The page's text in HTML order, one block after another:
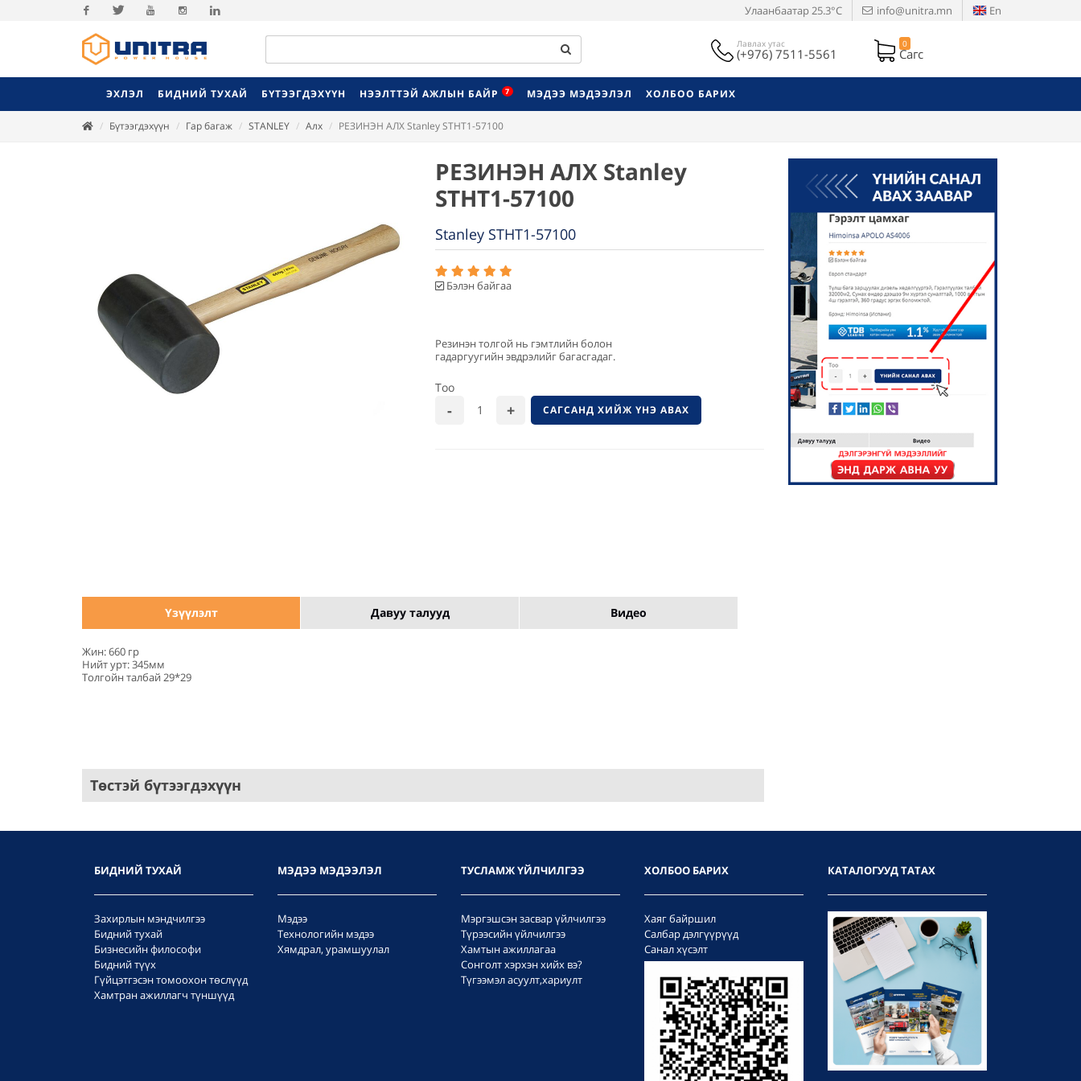
Facebook
Улаанбаатар25.3°C info@unitra.mn En
Лавлах утас
(+976) 7511-5561
0
Сагс
ЭХЛЭЛ БИДНИЙ ТУХАЙ БҮТЭЭГДЭХҮҮН НЭЭЛТТЭЙ АЖЛЫН БАЙР 7 МЭДЭЭ МЭДЭЭЛЭЛ ХОЛБОО БАРИХ
Бүтээгдэхүүн Гар багаж STANLEY Алх РЕЗИНЭН АЛХ Stanley STHT1-57100
РЕЗИНЭН АЛХ Stanley
STHT1-57100
Stanley STHT1-57100
Бэлэн байгаа
Резинэн толгой нь гэмтлийн болон
гадаргуугийн эвдрэлийг багасгадаг.
Тоо
САГСАНД ХИЙЖ ҮНЭ АВАХ
Үзүүлэлт Давуу талууд Видео
Жин: 660 гр
Нийт урт: 345мм
Толгойн талбай 29*29
Төстэй бүтээгдэхүүн
БИДНИЙ ТУХАЙ
Захирлын мэндчилгээ
Бидний тухай
Бизнесийн философи
Бидний түүх
Гүйцэтгэсэн томоохон төслүүд
Хамтран ажиллагч түншүүд
МЭДЭЭ МЭДЭЭЛЭЛ
Мэдээ
Технологийн мэдээ
Хямдрал, урамшуулал
ТУСЛАМЖ ҮЙЛЧИЛГЭЭ
Мэргэшсэн засвар үйлчилгээ
Түрээсийн үйлчилгээ
Хамтын ажиллагаа
Сонголт хэрхэн хийх вэ?
Түгээмэл асуулт,хариулт
ХОЛБОО БАРИХ
Хаяг байршил
Салбар дэлгүүрүүд
Санал хүсэлт
КАТАЛОГУУД ТАТАХ